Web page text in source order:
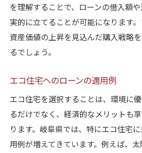
を理解することで、ローンの借入額
実的に立てることが可能になります
資産価値の上昇を見込んだ購入戦略
るでしょう。
エコ住宅へのローンの適用例
エコ住宅を選択することは、環境に
るだけでなく、経済的なメリットも
ります。岐阜県では、特にエコ住宅
用例が増えてきています。例えば、